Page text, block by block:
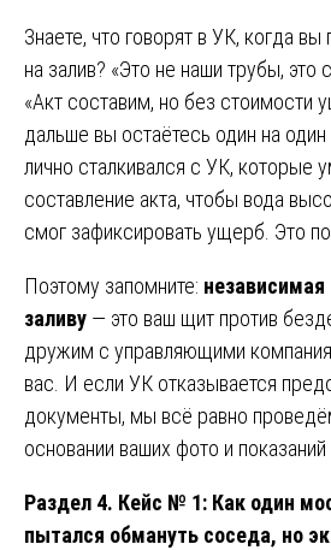
Знаете, что говорят в УК, когда
на залив? «Это не наши трубы, это
«Акт составим, но без стоимости
дальше вы остаётесь один на
лично сталкивался с УК, которые
составление акта, чтобы вода
смог зафиксировать ущерб. Это
Поэтому запомните: независимая
заливу — это ваш щит против
дружим с управляющими
вас. И если УК отказывается
документы, мы всё равно
основании ваших фото и показаний
Раздел 4. Кейс № 1: Как один
пытался обмануть соседа, но